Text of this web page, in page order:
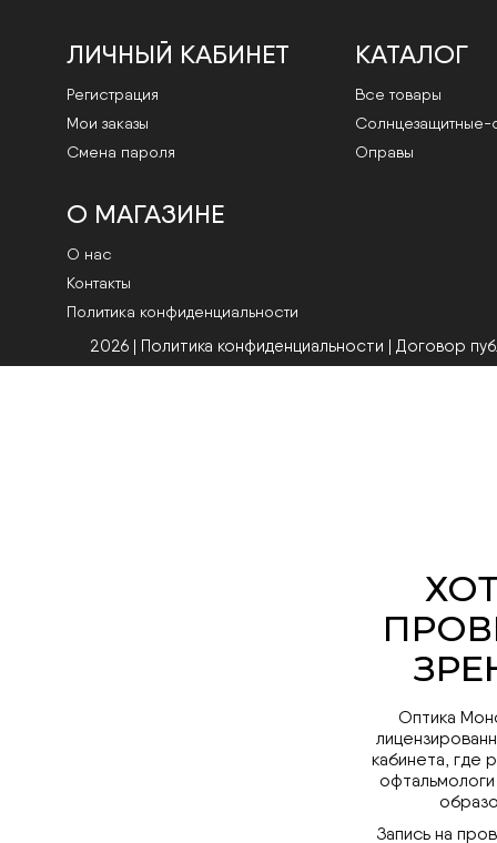
ЛИЧНЫЙ КАБИНЕТ
Регистрация
Мои заказы
Смена пароля
КАТАЛОГ
Все товары
Cолнцезащитные-
Оправы
О МАГАЗИНЕ
О нас
Контакты
Политика конфиденциальности
2026 | Политика конфиденциальности | Договор
Оптика
кабинета, где
Запись на